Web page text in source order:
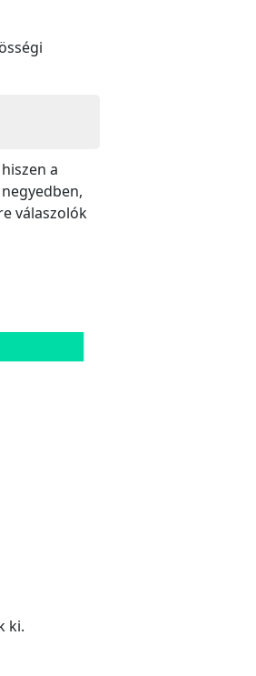
a
válaszolók
ki.